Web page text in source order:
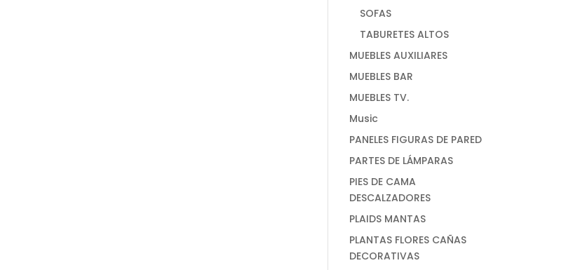
SOFAS
TABURETES ALTOS
MUEBLES AUXILIARES
MUEBLES BAR
MUEBLES TV.
Music
PANELES FIGURAS DE PARED
PARTES DE LÁMPARAS
PIES DE CAMA
DESCALZADORES
PLAIDS MANTAS
PLANTAS FLORES CAÑAS
DECORATIVAS